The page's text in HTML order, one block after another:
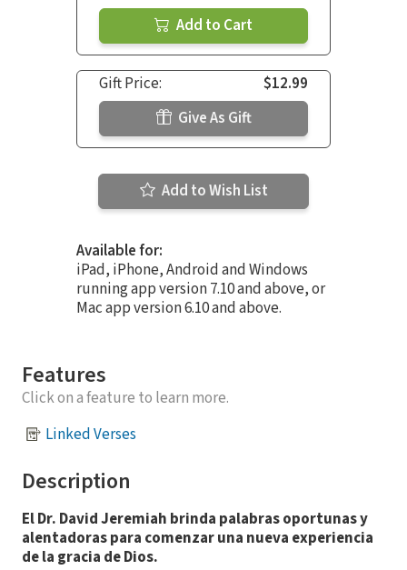
Add to Cart
Gift Price:
$12.99
Give As Gift
Add to Wish List
Available for:
iPad, iPhone, Android and Windows
running app version 7.10 and above, or
Mac app version 6.10 and above.
Features
Click on a feature to learn more.
Linked Verses
Description
El Dr. David Jeremiah brinda palabras oportunas y
alentadoras para comenzar una nueva experiencia
de la gracia de Dios.